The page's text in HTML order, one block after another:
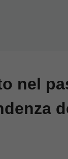
nel